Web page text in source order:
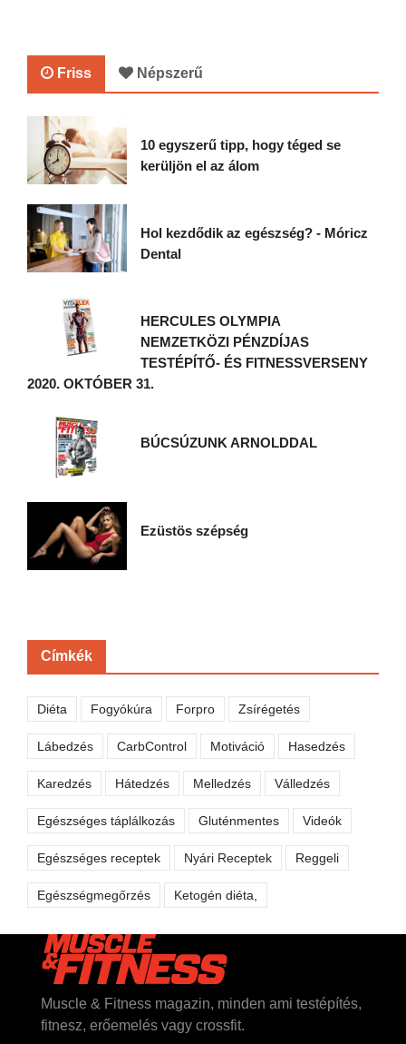
Friss Népszerű
10 egyszerű tipp, hogy téged se
kerüljön el az álom
Hol kezdődik az egészség? - Móricz
Dental
HERCULES OLYMPIA
NEMZETKÖZI PÉNZDÍJAS
TESTÉPÍTŐ- ÉS FITNESSVERSENY
2020. OKTÓBER 31.
BÚCSÚZUNK ARNOLDDAL
Ezüstös szépség
Címkék
Diéta Fogyókúra Forpro Zsírégetés
Lábedzés CarbControl Motiváció Hasedzés
Karedzés Hátedzés Melledzés Válledzés
Egészséges táplálkozás Gluténmentes Videók
Egészséges receptek Nyári Receptek Reggeli
Egészségmegőrzés Ketogén diéta,
Muscle & Fitness magazin, minden ami testépítés,
fitnesz, erőemelés vagy crossfit.